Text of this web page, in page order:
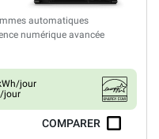
automatiques
numérique avancée
jour
jour
COMPARER